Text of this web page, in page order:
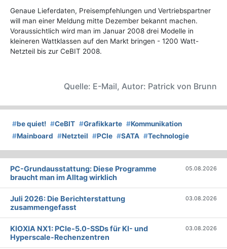
Genaue Lieferdaten, Preisempfehlungen und Vertriebspartner
will man einer Meldung mitte Dezember bekannt machen.
Voraussichtlich wird man im Januar 2008 drei Modelle in
kleineren Wattklassen auf den Markt bringen - 1200 Watt-
Netzteil bis zur CeBIT 2008.
Quelle: E-Mail, Autor: Patrick von Brunn
#be quiet! #CeBIT #Grafikkarte #Kommunikation
#Mainboard #Netzteil #PCIe #SATA #Technologie
PC-Grundausstattung: Diese Programme
braucht man im Alltag wirklich
05.08.2026
Juli 2026: Die Bericht­erstattung
zusammengefasst
03.08.2026
KIOXIA NX1: PCIe-5.0-SSDs für KI- und
Hyperscale-Rechenzentren
03.08.2026